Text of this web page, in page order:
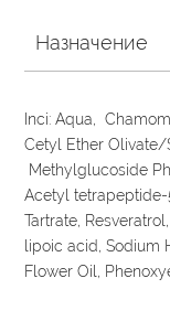
Назначение
Inci: Aqua,
Cetyl Ether Olivate/
Methylglucoside
Acetyl tetrapeptide-
Tartrate,
lipoic acid, Sodium
Flower Oil,